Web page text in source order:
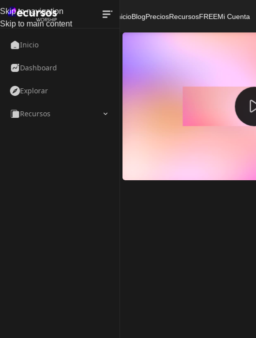
Inicio
Dashboard
Explorar
Recursos
Skip to navigation
Skip to main content
InicioBlogPreciosRecursosFREEMi Cuenta